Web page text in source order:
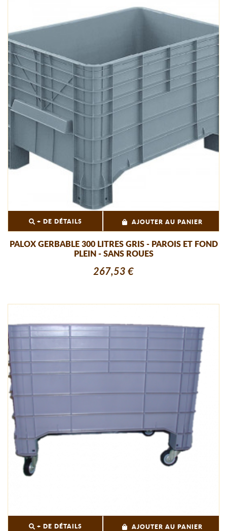
+ DE DÉTAILS AJOUTER AU PANIER
PALOX GERBABLE 300 LITRES GRIS - PAROIS ET FOND
PLEIN - SANS ROUES
267,53 €
+ DE DÉTAILS AJOUTER AU PANIER